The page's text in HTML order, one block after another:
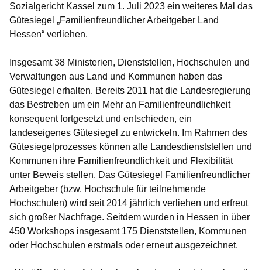
Sozialgericht Kassel zum 1. Juli 2023 ein weiteres Mal das
Gütesiegel „Familienfreundlicher Arbeitgeber Land
Hessen“ verliehen.
Insgesamt 38 Ministerien, Dienststellen, Hochschulen und
Verwaltungen aus Land und Kommunen haben das
Gütesiegel erhalten. Bereits 2011 hat die Landesregierung
das Bestreben um ein Mehr an Familienfreundlichkeit
konsequent fortgesetzt und entschieden, ein
landeseigenes Gütesiegel zu entwickeln. Im Rahmen des
Gütesiegelprozesses können alle Landesdienststellen und
Kommunen ihre Familienfreundlichkeit und Flexibilität
unter Beweis stellen. Das Gütesiegel Familienfreundlicher
Arbeitgeber (bzw. Hochschule für teilnehmende
Hochschulen) wird seit 2014 jährlich verliehen und erfreut
sich großer Nachfrage. Seitdem wurden in Hessen in über
450 Workshops insgesamt 175 Dienststellen, Kommunen
oder Hochschulen erstmals oder erneut ausgezeichnet.